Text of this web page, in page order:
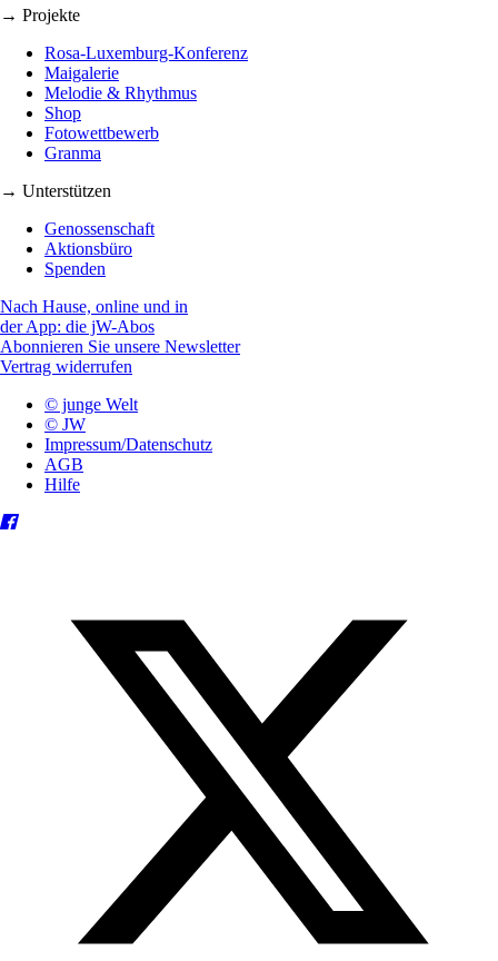
→ Projekte
Rosa-Luxemburg-Konferenz
Maigalerie
Melodie & Rhythmus
Shop
Fotowettbewerb
Granma
→ Unterstützen
Genossenschaft
Aktionsbüro
Spenden
Nach Hause, online und in
der App: die jW-Abos
Abonnieren Sie unsere Newsletter
Vertrag widerrufen
© junge Welt
© JW
Impressum/Datenschutz
AGB
Hilfe